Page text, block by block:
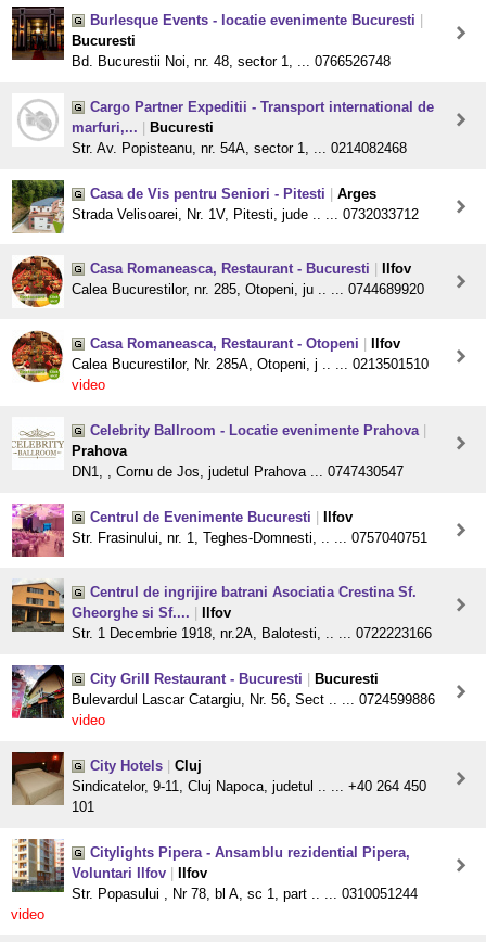
Burlesque Events - locatie evenimente Bucuresti
Bucuresti
Bd. Bucurestii Noi, nr. 48, sector 1, ... 0766526748
Cargo Partner Expeditii - Transport international de
marfuri,...
Bucuresti
Str. Av. Popisteanu, nr. 54A, sector 1, ... 0214082468
Casa de Vis pentru Seniori - Pitesti
Arges
Strada Velisoarei, Nr. 1V, Pitesti, jude .. ... 0732033712
Casa Romaneasca, Restaurant - Bucuresti
Ilfov
Calea Bucurestilor, nr. 285, Otopeni, ju .. ... 0744689920
Casa Romaneasca, Restaurant - Otopeni
Ilfov
Calea Bucurestilor, Nr. 285A, Otopeni, j .. ... 0213501510
video
Celebrity Ballroom - Locatie evenimente Prahova
Prahova
DN1, , Cornu de Jos, judetul Prahova ... 0747430547
Centrul de Evenimente Bucuresti
Ilfov
Str. Frasinului, nr. 1, Teghes-Domnesti, .. ... 0757040751
Centrul de ingrijire batrani Asociatia Crestina Sf.
Gheorghe si Sf....
Ilfov
Str. 1 Decembrie 1918, nr.2A, Balotesti, .. ... 0722223166
City Grill Restaurant - Bucuresti
Bucuresti
Bulevardul Lascar Catargiu, Nr. 56, Sect .. ... 0724599886
video
City Hotels
Cluj
Sindicatelor, 9-11, Cluj Napoca, judetul .. ... +40 264 450
101
Citylights Pipera - Ansamblu rezidential Pipera,
Voluntari Ilfov
Ilfov
Str. Popasului , Nr 78, bl A, sc 1, part .. ... 0310051244
video